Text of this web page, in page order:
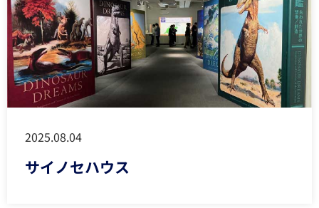
2025.08.04
サイノセハウス